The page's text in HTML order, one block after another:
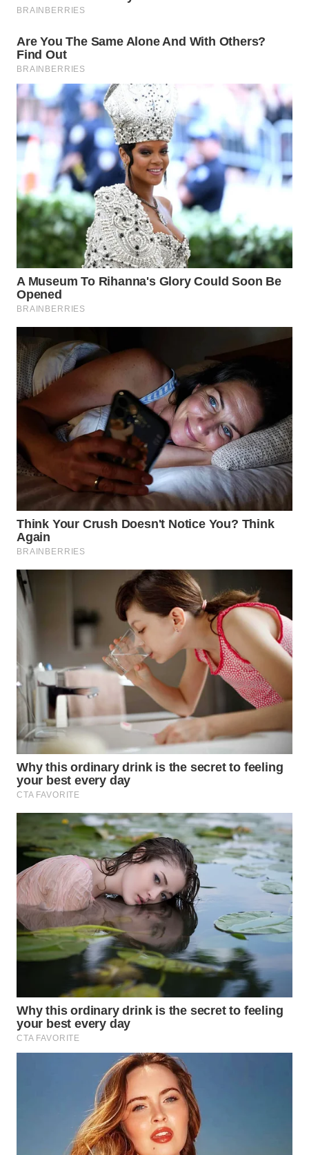
SUBANG
WN
SUKABUMI
WN
PURWAKARTA
WN
PRIANGAN
TIMUR
WN
SEMARANG
SOLO
WN
BOROBUDUR
MADURA
SURABAYA
WN
NATUNA
WN
BINTAN
MANDALIKA
WN
LABUANBAJO
WN
BORNEO
Wahana
Media
Group
WAHANA
NEWS
WAHANA
TANI
WAHANA
ADVOKAT
WAHANA
INFRASTRUKTUR
WAHANA